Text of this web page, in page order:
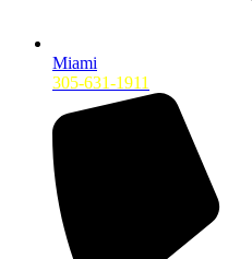
Miami
305-631-1911